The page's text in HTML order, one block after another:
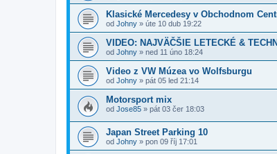
Klasické Mercedesy v Obchodnom
od Johny » úte 10 dub 19:22
VIDEO: NAJVÄČŠIE LETECKÉ &
od Johny » ned 11 úno 18:24
Video z VW Múzea vo Wolfsburgu
od Johny » pát 05 led 21:14
Motorsport mix
od Jose85 » pát 03 čer 18:03
Japan Street Parking 10
od Johny » pon 09 říj 17:01